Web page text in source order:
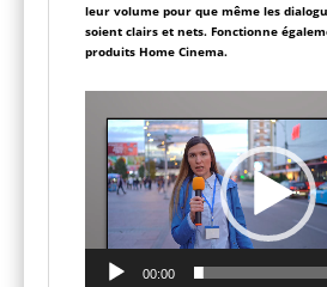
leur volume pour que même les
soient clairs et nets. Fonctionne
produits Home Cinema.
vidéo
00:00